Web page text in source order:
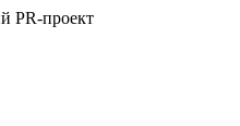
PR-проект